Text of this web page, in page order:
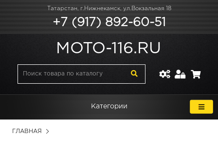
Татарстан, г.Нижнекамск, ул.Вокзальная 18
+7 (917) 892-60-51
MOTO-116.RU
Категории
ГЛАВНАЯ